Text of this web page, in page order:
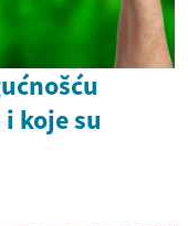
koje su